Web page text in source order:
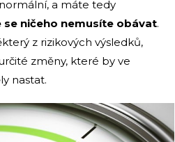
a máte tedy
se ničeho nemusíte obávat.
z rizikových výsledků,
změny, které by ve
nastat.